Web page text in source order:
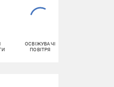
ОСВІЖУВАЧІ
ПОВІТРЯ